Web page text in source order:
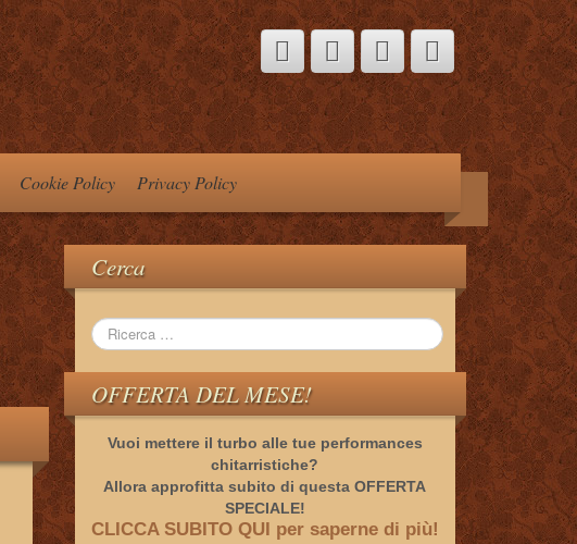
Cookie Policy Privacy Policy
Cerca
OFFERTA DEL MESE!
Vuoi mettere il turbo alle tue performances
chitarristiche?
Allora approfitta subito di questa OFFERTA
SPECIALE!
CLICCA SUBITO QUI per saperne di più!